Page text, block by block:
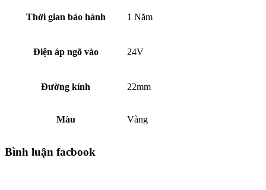
Thời gian bảo hành 1 Năm
Điện áp ngõ vào 24V
Đường kính 22mm
Màu Vàng
Bình luận facbook